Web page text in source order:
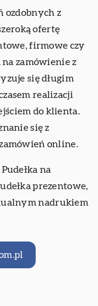
ozdobnych z
ofertę
firmowe czy
zamówienie z
się długim
realizacji
do klienta.
się z
online.
na
prezentowe,
nadrukiem